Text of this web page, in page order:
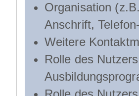
Organisation
Anschrift,
Weitere
Rolle des